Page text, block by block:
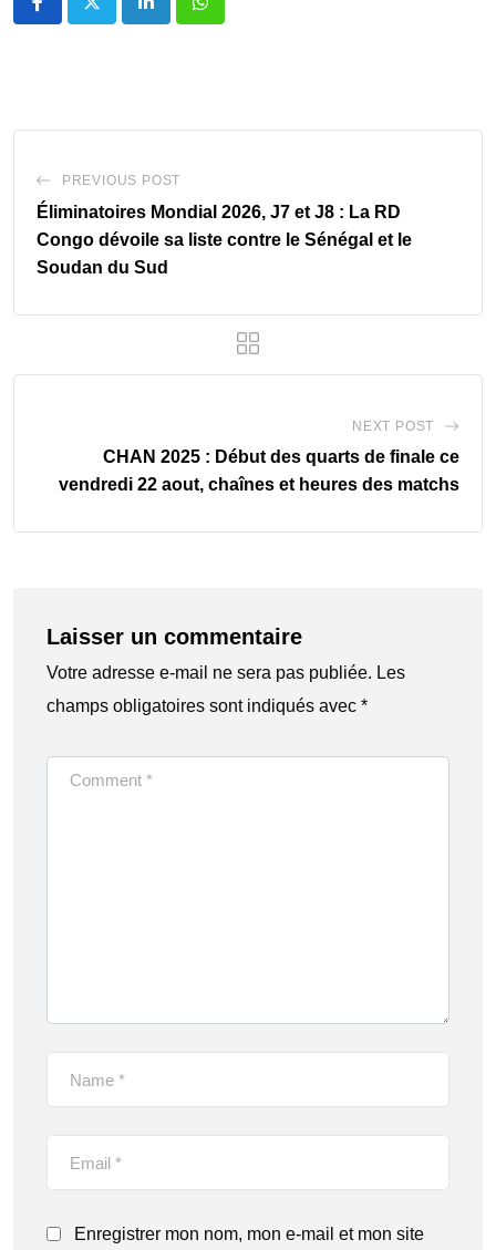
LinkedIn Whatsapp
PREVIOUS POST
Éliminatoires Mondial 2026, J7 et J8 : La RD
Congo dévoile sa liste contre le Sénégal et le
Soudan du Sud
NEXT POST
CHAN 2025 : Début des quarts de finale ce
vendredi 22 aout, chaînes et heures des matchs
Laisser un commentaire
Votre adresse e-mail ne sera pas publiée. Les
champs obligatoires sont indiqués avec *
Enregistrer mon nom, mon e-mail et mon site